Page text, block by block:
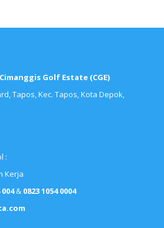
Golf Estate (CGE)
Tapos, Kec. Tapos, Kota Depok,
:
Kerja
004&0823 1054 0004